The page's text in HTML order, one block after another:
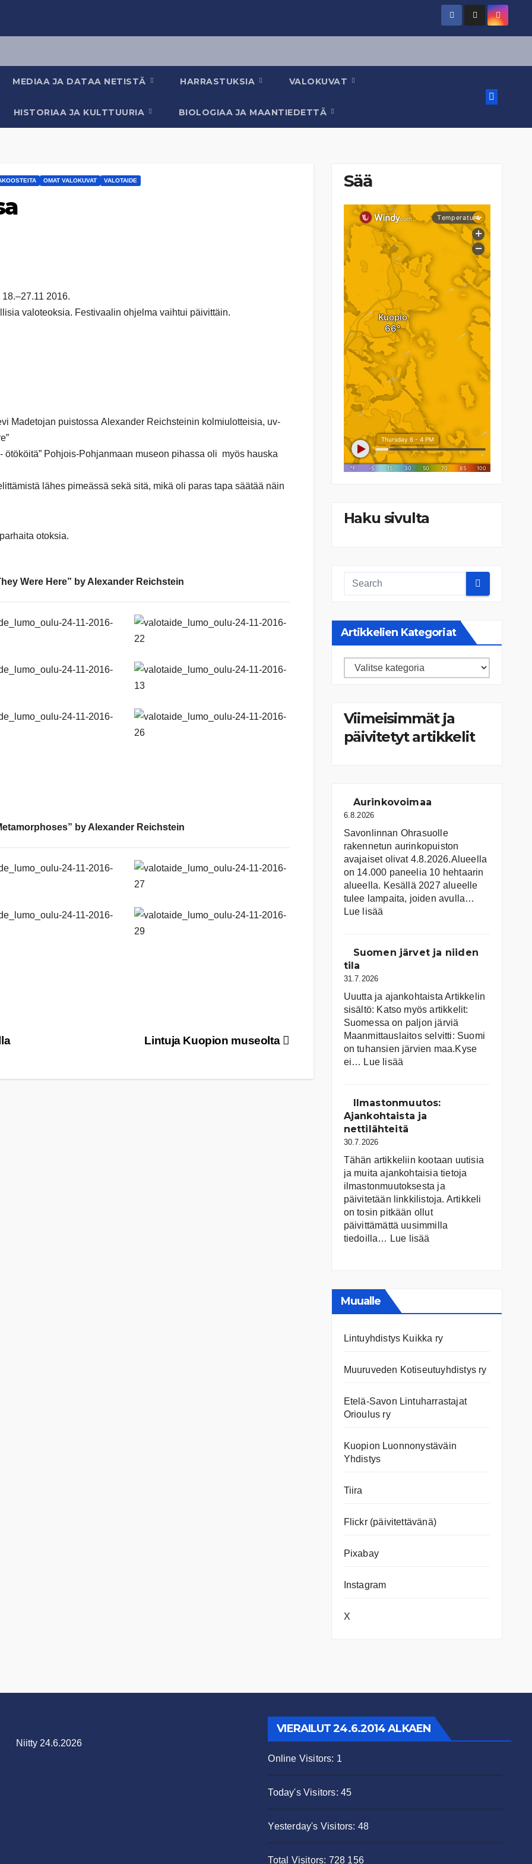
MEDIAA JA DATAA NETISTÄ HARRASTUKSIA VALOKUVAT
HISTORIAA JA KULTTUURIA BIOLOGIAA JA MAANTIEDETTÄ
OMAT VALOKUVAT VALOTAIDE
2016.
valoteoksia. Festivaalin ohjelma vaihtui päivittäin.
Madetojan puistossa Alexander Reichsteinin kolmiulotteisia, uv-
ötököitä” Pohjois-Pohjanmaan museon pihassa oli myös hauska
lähes pimeässä sekä sitä, mikä oli paras tapa säätää näin
otoksia.
Were Here” by Alexander Reichstein
by Alexander Reichstein
Lintuja Kuopion museolta
Sää
Haku sivulta
Artikkelien Kategoriat
Artikkelien
Viimeisimmät ja
päivitetyt artikkelit
Aurinkovoimaa
6.8.2026
Savonlinnan Ohrasuolle
rakennetun aurinkopuiston
avajaiset olivat 4.8.2026.Alueella
on 14.000 paneelia 10 hehtaarin
alueella. Kesällä 2027 alueelle
tulee lampaita, joiden avulla…
Lue lisää
Suomen järvet ja niiden
tila
31.7.2026
Uuutta ja ajankohtaista Artikkelin
sisältö: Katso myös artikkelit:
Suomessa on pal­jon jär­viä
Maanmittauslaitos selvitti: Suomi
on tuhansien järvien maa.Kyse
ei… Lue lisää
ja
niiden
tila
Ilmastonmuutos:
Ajankohtaista ja
nettilähteitä
30.7.2026
Tähän artikkeliin kootaan uutisia
ja muita ajankohtaisia tietoja
ilmastonmuutoksesta ja
päivitetään linkkilistoja. Artikkeli
on tosin pitkään ollut
päivittämättä uusimmilla
tiedoilla… Lue lisää
Muualle
Lintuyhdistys Kuikka ry
Muuruveden Kotiseutuyhdistys ry
Etelä-Savon Lintuharrastajat
Orioulus ry
Kuopion Luonnonystäväin
Yhdistys
Tiira
Flickr (päivitettävänä)
Pixabay
Instagram
X
Niitty 24.6.2026
VIERAILUT 24.6.2014 ALKAEN
Online Visitors: 1
Today's Visitors: 45
Yesterday's Visitors: 48
Total Visitors: 728 156